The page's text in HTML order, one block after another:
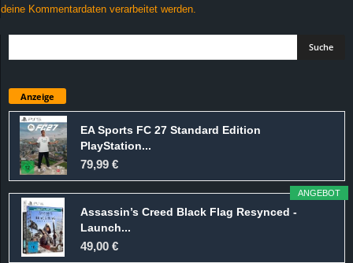
deine Kommentardaten verarbeitet werden.
Anzeige
EA Sports FC 27 Standard Edition
PlayStation...
79,99 €
ANGEBOT
Assassin’s Creed Black Flag Resynced -
Launch...
49,00 €